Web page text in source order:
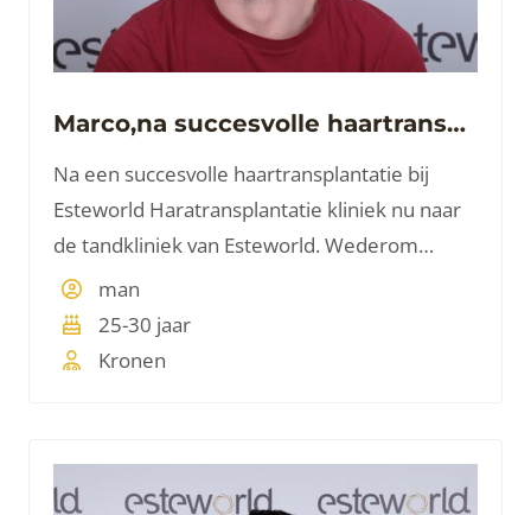
Marco,na succesvolle haartransplantatie nu naar de tandarts
Na een succesvolle haartransplantatie bij
Esteworld Haratransplantatie kliniek nu naar
de tandkliniek van Esteworld. Wederom
uitmuntende service.
man
25-30 jaar
Kronen